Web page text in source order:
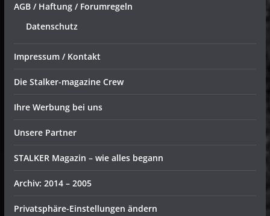
AGB / Haftung / Forumregeln
Datenschutz
Impressum / Kontakt
Die Stalker-magazine Crew
Ihre Werbung bei uns
Unsere Partner
STALKER Magazin – wie alles begann
Archiv: 2014 – 2005
Privatsphäre-Einstellungen ändern